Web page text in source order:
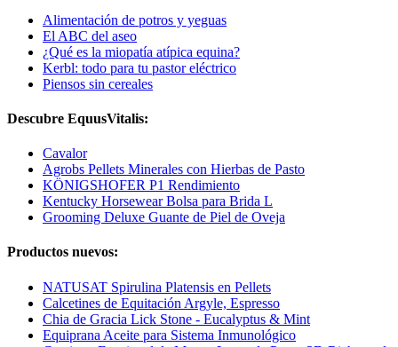
Alimentación de potros y yeguas
El ABC del aseo
¿Qué es la miopatía atípica equina?
Kerbl: todo para tu pastor eléctrico
Piensos sin cereales
Descubre EquusVitalis:
Cavalor
Agrobs Pellets Minerales con Hierbas de Pasto
KÖNIGSHOFER P1 Rendimiento
Kentucky Horsewear Bolsa para Brida L
Grooming Deluxe Guante de Piel de Oveja
Productos nuevos:
NATUSAT Spirulina Platensis en Pellets
Calcetines de Equitación Argyle, Espresso
Chia de Gracia Lick Stone - Eucalyptus & Mint
Equiprana Aceite para Sistema Inmunológico